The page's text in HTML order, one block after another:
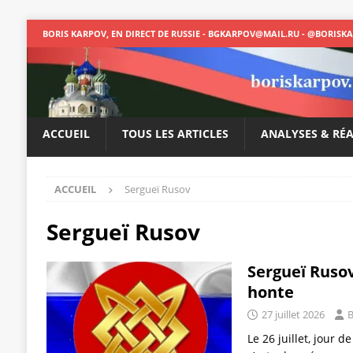
BORIS KARPOV, EN DIRECT DE RUSSIE - BGKARPOV@MAIL.RU -
ACCUEIL TOUS LES ARTICLES ANALYSES &
ACCUEIL Sergueï Rusov
Sergueï Rusov
Sergueï
honte
27 juillet 2026
Le 26 juillet, jour